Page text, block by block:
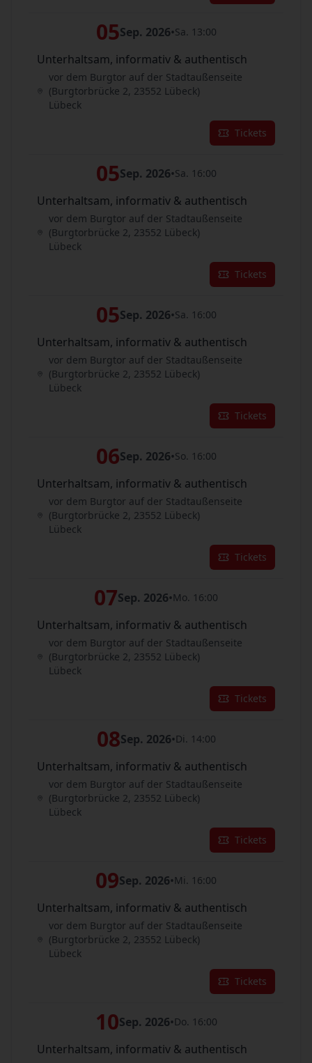
05Sep. 2026•Sa. 13:00
Unterhaltsam, informativ & authentisch
vor dem Burgtor auf der Stadtaußenseite
(Burgtorbrücke 2, 23552 Lübeck)
Lübeck
Tickets
05Sep. 2026•Sa. 16:00
Unterhaltsam, informativ & authentisch
vor dem Burgtor auf der Stadtaußenseite
(Burgtorbrücke 2, 23552 Lübeck)
Lübeck
Tickets
05Sep. 2026•Sa. 16:00
Unterhaltsam, informativ & authentisch
vor dem Burgtor auf der Stadtaußenseite
(Burgtorbrücke 2, 23552 Lübeck)
Lübeck
Tickets
06Sep. 2026•So. 16:00
Unterhaltsam, informativ & authentisch
vor dem Burgtor auf der Stadtaußenseite
(Burgtorbrücke 2, 23552 Lübeck)
Lübeck
Tickets
07Sep. 2026•Mo. 16:00
Unterhaltsam, informativ & authentisch
vor dem Burgtor auf der Stadtaußenseite
(Burgtorbrücke 2, 23552 Lübeck)
Lübeck
Tickets
08Sep. 2026•Di. 14:00
Unterhaltsam, informativ & authentisch
vor dem Burgtor auf der Stadtaußenseite
(Burgtorbrücke 2, 23552 Lübeck)
Lübeck
Tickets
09Sep. 2026•Mi. 16:00
Unterhaltsam, informativ & authentisch
vor dem Burgtor auf der Stadtaußenseite
(Burgtorbrücke 2, 23552 Lübeck)
Lübeck
Tickets
10Sep. 2026•Do. 16:00
Unterhaltsam, informativ & authentisch